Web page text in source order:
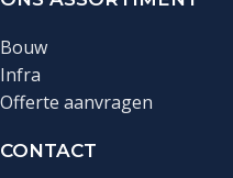
Bouw
Infra
Offerte aanvragen
CONTACT